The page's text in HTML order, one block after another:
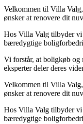
Velkommen til Villa
ønsker at renovere dit
Hos Villa Valg tilbyder vi
bæredygtige
Vi forstår, at boligkøb og
eksperter deler deres
Velkommen til Villa
ønsker at renovere dit
Hos Villa Valg tilbyder vi
bæredygtige